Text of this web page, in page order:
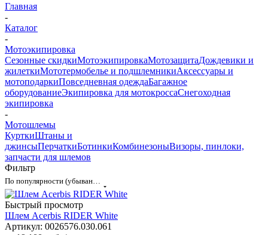
Главная
-
Каталог
-
Мотоэкипировка
Сезонные скидкиМотоэкипировкаМотозащитаДождевики и
жилеткиМототермобелье и подшлемникиАксессуары и
мотоподаркиПовседневная одеждаБагажное
оборудованиеЭкипировка для мотокроссаСнегоходная
экипировка
-
Мотошлемы
КурткиШтаны и
джинсыПерчаткиБотинкиКомбинезоныВизоры, пинлоки,
запчасти для шлемов
Фильтр
Быстрый просмотр
Шлем Acerbis RIDER White
Артикул: 0026576.030.061